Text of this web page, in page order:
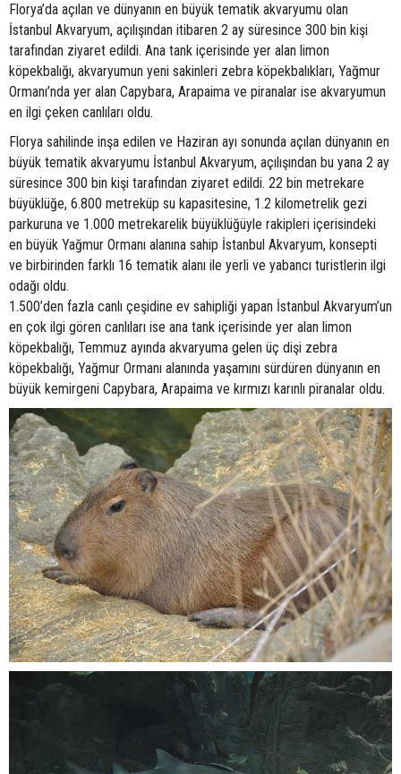
Florya’da açılan ve dünyanın en büyük tematik akvaryumu olan
İstanbul Akvaryum, açılışından itibaren 2 ay süresince 300 bin kişi
tarafından ziyaret edildi. Ana tank içerisinde yer alan limon
köpekbalığı, akvaryumun yeni sakinleri zebra köpekbalıkları, Yağmur
Ormanı’nda yer alan Capybara, Arapaima ve piranalar ise akvaryumun
en ilgi çeken canlıları oldu.
Florya sahilinde inşa edilen ve Haziran ayı sonunda açılan dünyanın en
büyük tematik akvaryumu İstanbul Akvaryum, açılışından bu yana 2 ay
süresince 300 bin kişi tarafından ziyaret edildi. 22 bin metrekare
büyüklüğe, 6.800 metreküp su kapasitesine, 1.2 kilometrelik gezi
parkuruna ve 1.000 metrekarelik büyüklüğüyle rakipleri içerisindeki
en büyük Yağmur Ormanı alanına sahip İstanbul Akvaryum, konsepti
ve birbirinden farklı 16 tematik alanı ile yerli ve yabancı turistlerin ilgi
odağı oldu.
1.500’den fazla canlı çeşidine ev sahipliği yapan İstanbul Akvaryum’un
en çok ilgi gören canlıları ise ana tank içerisinde yer alan limon
köpekbalığı, Temmuz ayında akvaryuma gelen üç dişi zebra
köpekbalığı, Yağmur Ormanı alanında yaşamını sürdüren dünyanın en
büyük kemirgeni Capybara, Arapaima ve kırmızı karınlı piranalar oldu.